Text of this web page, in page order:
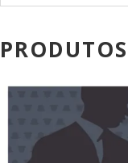
PROMOÇÃO!